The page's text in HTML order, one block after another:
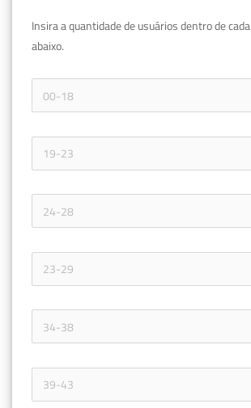
Insira a quantidade de usuários dentro de cada
abaixo.